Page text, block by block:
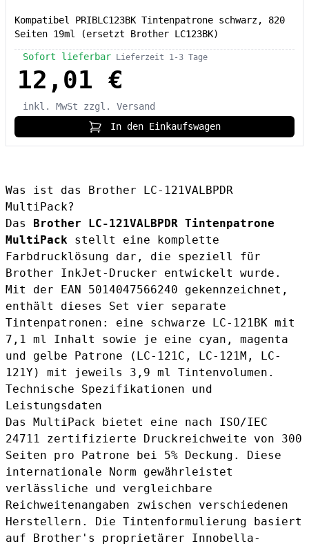
Kompatibel PRIBLC123BK Tintenpatrone schwarz, 820
Seiten 19ml (ersetzt Brother LC123BK)
Sofort lieferbar Lieferzeit 1-3 Tage
12,01 €
inkl. MwSt
zzgl. Versand
In den Einkaufswagen
Was ist das Brother LC-121VALBPDR
MultiPack?
Das Brother LC-121VALBPDR Tintenpatrone
MultiPack stellt eine komplette
Farbdrucklösung dar, die speziell für
Brother InkJet-Drucker entwickelt wurde.
Mit der EAN 5014047566240 gekennzeichnet,
enthält dieses Set vier separate
Tintenpatronen: eine schwarze LC-121BK mit
7,1 ml Inhalt sowie je eine cyan, magenta
und gelbe Patrone (LC-121C, LC-121M, LC-
121Y) mit jeweils 3,9 ml Tintenvolumen.
Technische Spezifikationen und
Leistungsdaten
Das MultiPack bietet eine nach ISO/IEC
24711 zertifizierte Druckreichweite von 300
Seiten pro Patrone bei 5% Deckung. Diese
internationale Norm gewährleistet
verlässliche und vergleichbare
Reichweitenangaben zwischen verschiedenen
Herstellern. Die Tintenformulierung basiert
auf Brother's proprietärer Innobella-